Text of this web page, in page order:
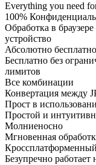
Everything you need
100%
Обработка в
устройство
Абсолютно бесплатно
Бесплатно без
лимитов
Все комбинации
Конвертация между
Прост в
Простой и
Молниеносно
Мгновенная
Кроссплатформенный
Безупречно